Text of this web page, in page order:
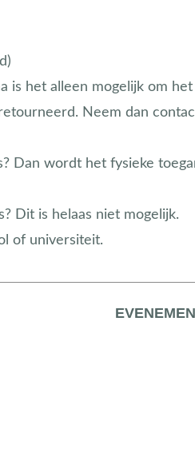
is het alleen mogelijk om het
Neem dan
Dan wordt het fysieke
Dit is helaas niet mogelijk.
of universiteit.